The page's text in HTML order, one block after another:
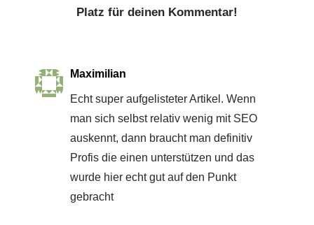
Platz für deinen Kommentar!
Maximilian
Echt super aufgelisteter Artikel. Wenn
man sich selbst relativ wenig mit SEO
auskennt, dann braucht man definitiv
Profis die einen unterstützen und das
wurde hier echt gut auf den Punkt
gebracht